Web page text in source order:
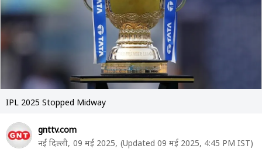
IPL 2025 Stopped Midway
gnttv.com
नई दिल्ली, 09 मई 2025, (Updated 09 मई 2025, 4:45 PM IST)